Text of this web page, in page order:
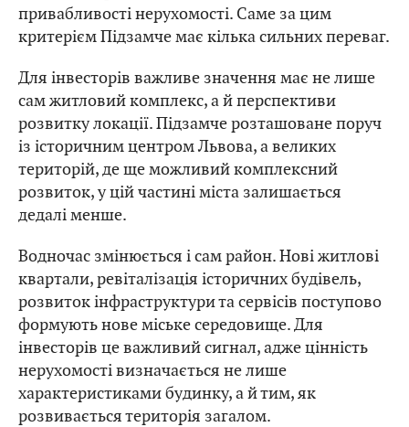
привабливості нерухомості. Саме за цим
критерієм Підзамче має кілька сильних переваг.
Для інвесторів важливе значення має не лише
сам житловий комплекс, а й перспективи
розвитку локації. Підзамче розташоване поруч
із історичним центром Львова, а великих
територій, де ще можливий комплексний
розвиток, у цій частині міста залишається
дедалі менше.
Водночас змінюється і сам район. Нові житлові
квартали, ревіталізація історичних будівель,
розвиток інфраструктури та сервісів поступово
формують нове міське середовище. Для
інвесторів це важливий сигнал, адже цінність
нерухомості визначається не лише
характеристиками будинку, а й тим, як
розвивається територія загалом.